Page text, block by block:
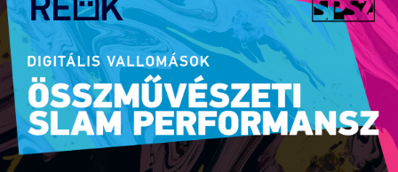
PALOTASÉTÁK ÉS VEZETÉSEK
KÖZÉRDEKŰ ADATOK